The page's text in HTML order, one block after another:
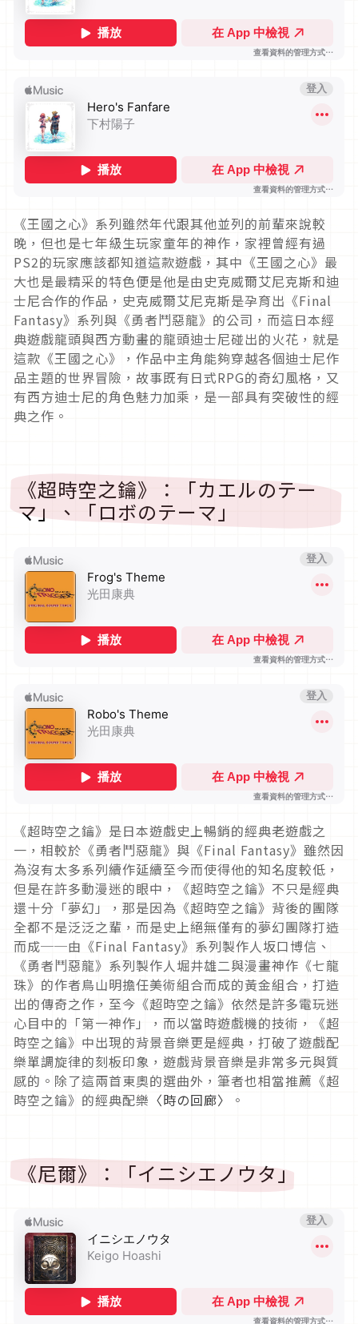
《王國之心》系列雖然年代跟其他並列的前輩來說較
晚，但也是七年級生玩家童年的神作，家裡曾經有過
PS2的玩家應該都知道這款遊戲，其中《王國之心》最
大也是最精采的特色便是他是由史克威爾艾尼克斯和迪
士尼合作的作品，史克威爾艾尼克斯是孕育出《Final
Fantasy》系列與《勇者鬥惡龍》的公司，而這日本經
典遊戲龍頭與西方動畫的龍頭迪士尼碰出的火花，就是
這款《王國之心》，作品中主角能夠穿越各個迪士尼作
品主題的世界冒險，故事既有日式RPG的奇幻風格，又
有西方迪士尼的角色魅力加乘，是一部具有突破性的經
典之作。
《超時空之鑰》：「カエルのテー
マ」、「ロボのテーマ」
《超時空之鑰》是日本遊戲史上暢銷的經典老遊戲之
一，相較於《勇者鬥惡龍》與《Final Fantasy》雖然因
為沒有太多系列續作延續至今而使得他的知名度較低，
但是在許多動漫迷的眼中，《超時空之鑰》不只是經典
還十分「夢幻」，那是因為《超時空之鑰》背後的團隊
全都不是泛泛之輩，而是史上絕無僅有的夢幻團隊打造
而成──由《Final Fantasy》系列製作人坂口博信、
《勇者鬥惡龍》系列製作人堀井雄二與漫畫神作《七龍
珠》的作者鳥山明擔任美術組合而成的黃金組合，打造
出的傳奇之作，至今《超時空之鑰》依然是許多電玩迷
心目中的「第一神作」，而以當時遊戲機的技術，《超
時空之鑰》中出現的背景音樂更是經典，打破了遊戲配
樂單調旋律的刻板印象，遊戲背景音樂是非常多元與質
感的。除了這兩首東奧的選曲外，筆者也相當推薦《超
時空之鑰》的經典配樂 〈時の回廊〉 。
《尼爾》：「イニシエノウタ」